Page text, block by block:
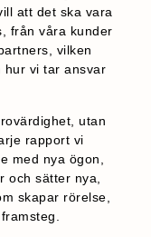
att det ska vara
från våra kunder
vilken
hur vi tar ansvar
utan
rapport vi
med nya ögon,
och sätter nya,
skapar rörelse,